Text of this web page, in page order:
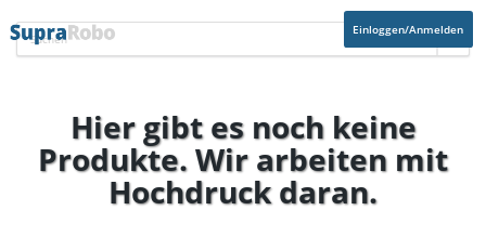
Einloggen/Anmelden
Hier gibt es noch keine
Produkte. Wir arbeiten mit
Hochdruck daran.